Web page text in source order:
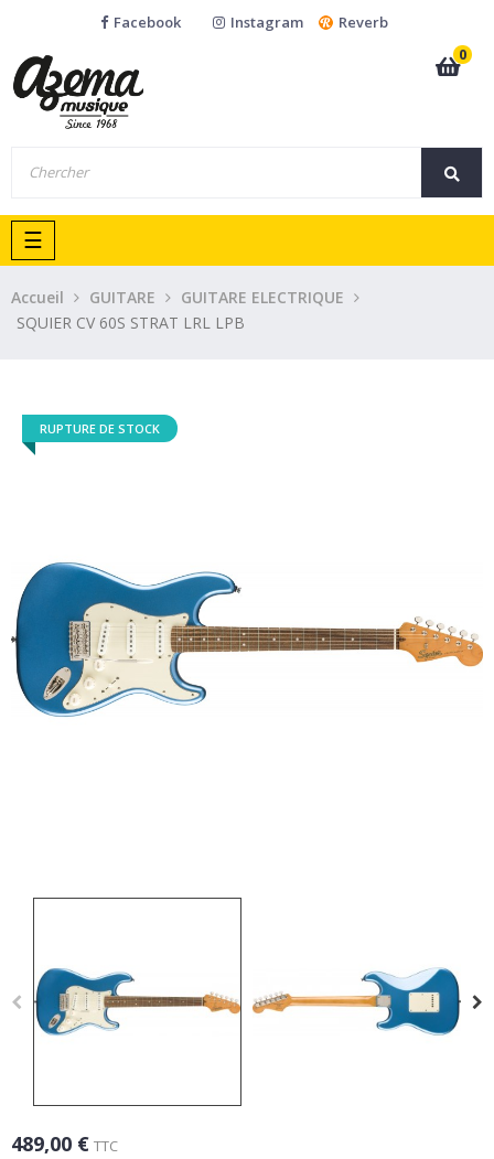
Facebook Instagram
Reverb
0
Basculer
la
navigation
☰
Accueil GUITARE
GUITARE ELECTRIQUE
SQUIER CV 60S STRAT LRL LPB
RUPTURE DE STOCK
489,00 € TTC